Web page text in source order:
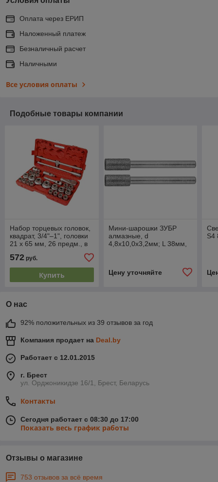
Оплата через ЕРИП
Наложенный платеж
Безналичный расчет
Наличными
Все условия оплаты
Подобные товары компании
Набор торцевых головок,
квадрат, 3/4"–1", головки
21 х 65 мм, 26 предм., в
572 руб.
Купить
Мини-шарошки ЗУБР
алмазные, d
4,8x10,0х3,2мм; L 38мм,
Цену уточняйте
S4
О нас
92% положительных из 39 отзывов за год
Компания продает на Deal.by
Работает с 12.01.2015
г. Брест
ул. Орджоникидзе 16/1, Брест, Беларусь
Контакты
Сегодня работает с 08:30 до 17:00
Показать весь график работы
Отзывы о магазине
753 отзывов за всё время